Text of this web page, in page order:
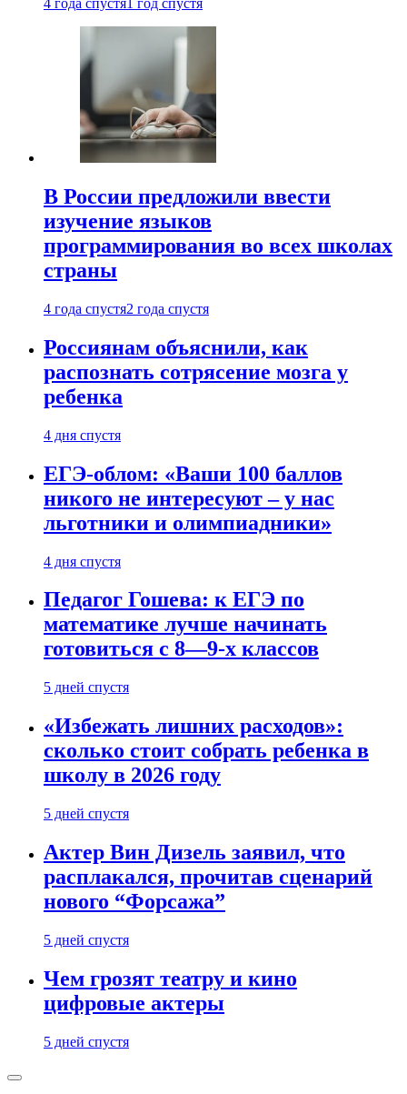
4 года спустя 1 год спустя
В России предложили ввести
изучение языков
программирования во всех школах
страны
4 года спустя2 года спустя
Россиянам объяснили, как
распознать сотрясение мозга у
ребенка
4 дня спустя
ЕГЭ-облом: «Ваши 100 баллов
никого не интересуют – у нас
льготники и олимпиадники»
4 дня спустя
Педагог Гошева: к ЕГЭ по
математике лучше начинать
готовиться с 8—9-х классов
5 дней спустя
«Избежать лишних расходов»:
сколько стоит собрать ребенка в
школу в 2026 году
5 дней спустя
Актер Вин Дизель заявил, что
расплакался, прочитав сценарий
нового “Форсажа”
5 дней спустя
Чем грозят театру и кино
цифровые актеры
5 дней спустя